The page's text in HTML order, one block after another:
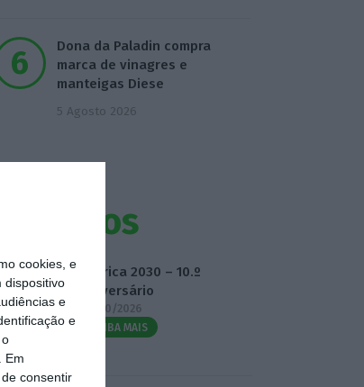
cookies, e
dispositivo
e
e
Em
consentir
Dona da Paladin compra
marca de vinagres e
manteigas Diese
5 Agosto 2026
Eventos
Fábrica 2030 – 10.º
Aniversário
14/10/2026
SAIBA MAIS